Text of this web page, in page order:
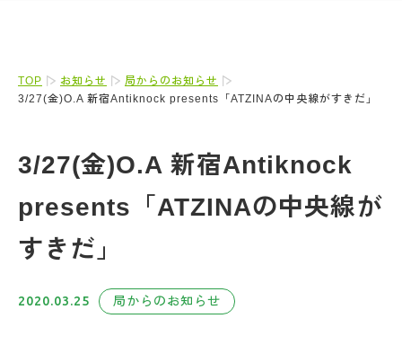
TOP お知らせ
局からのお知らせ
3/27(金)O.A 新宿Antiknock presents「ATZINAの中央線がすきだ」
3/27(金)O.A 新宿Antiknock
presents「ATZINAの中央線が
すきだ」
2020.03.25 局からのお知らせ